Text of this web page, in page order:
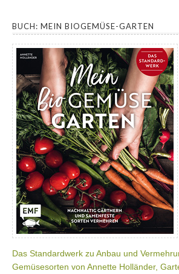
BUCH: MEIN BIOGEMÜSE-GARTEN
Das Standardwerk zu Anbau und
Gemüsesorten von Annette Holländer,